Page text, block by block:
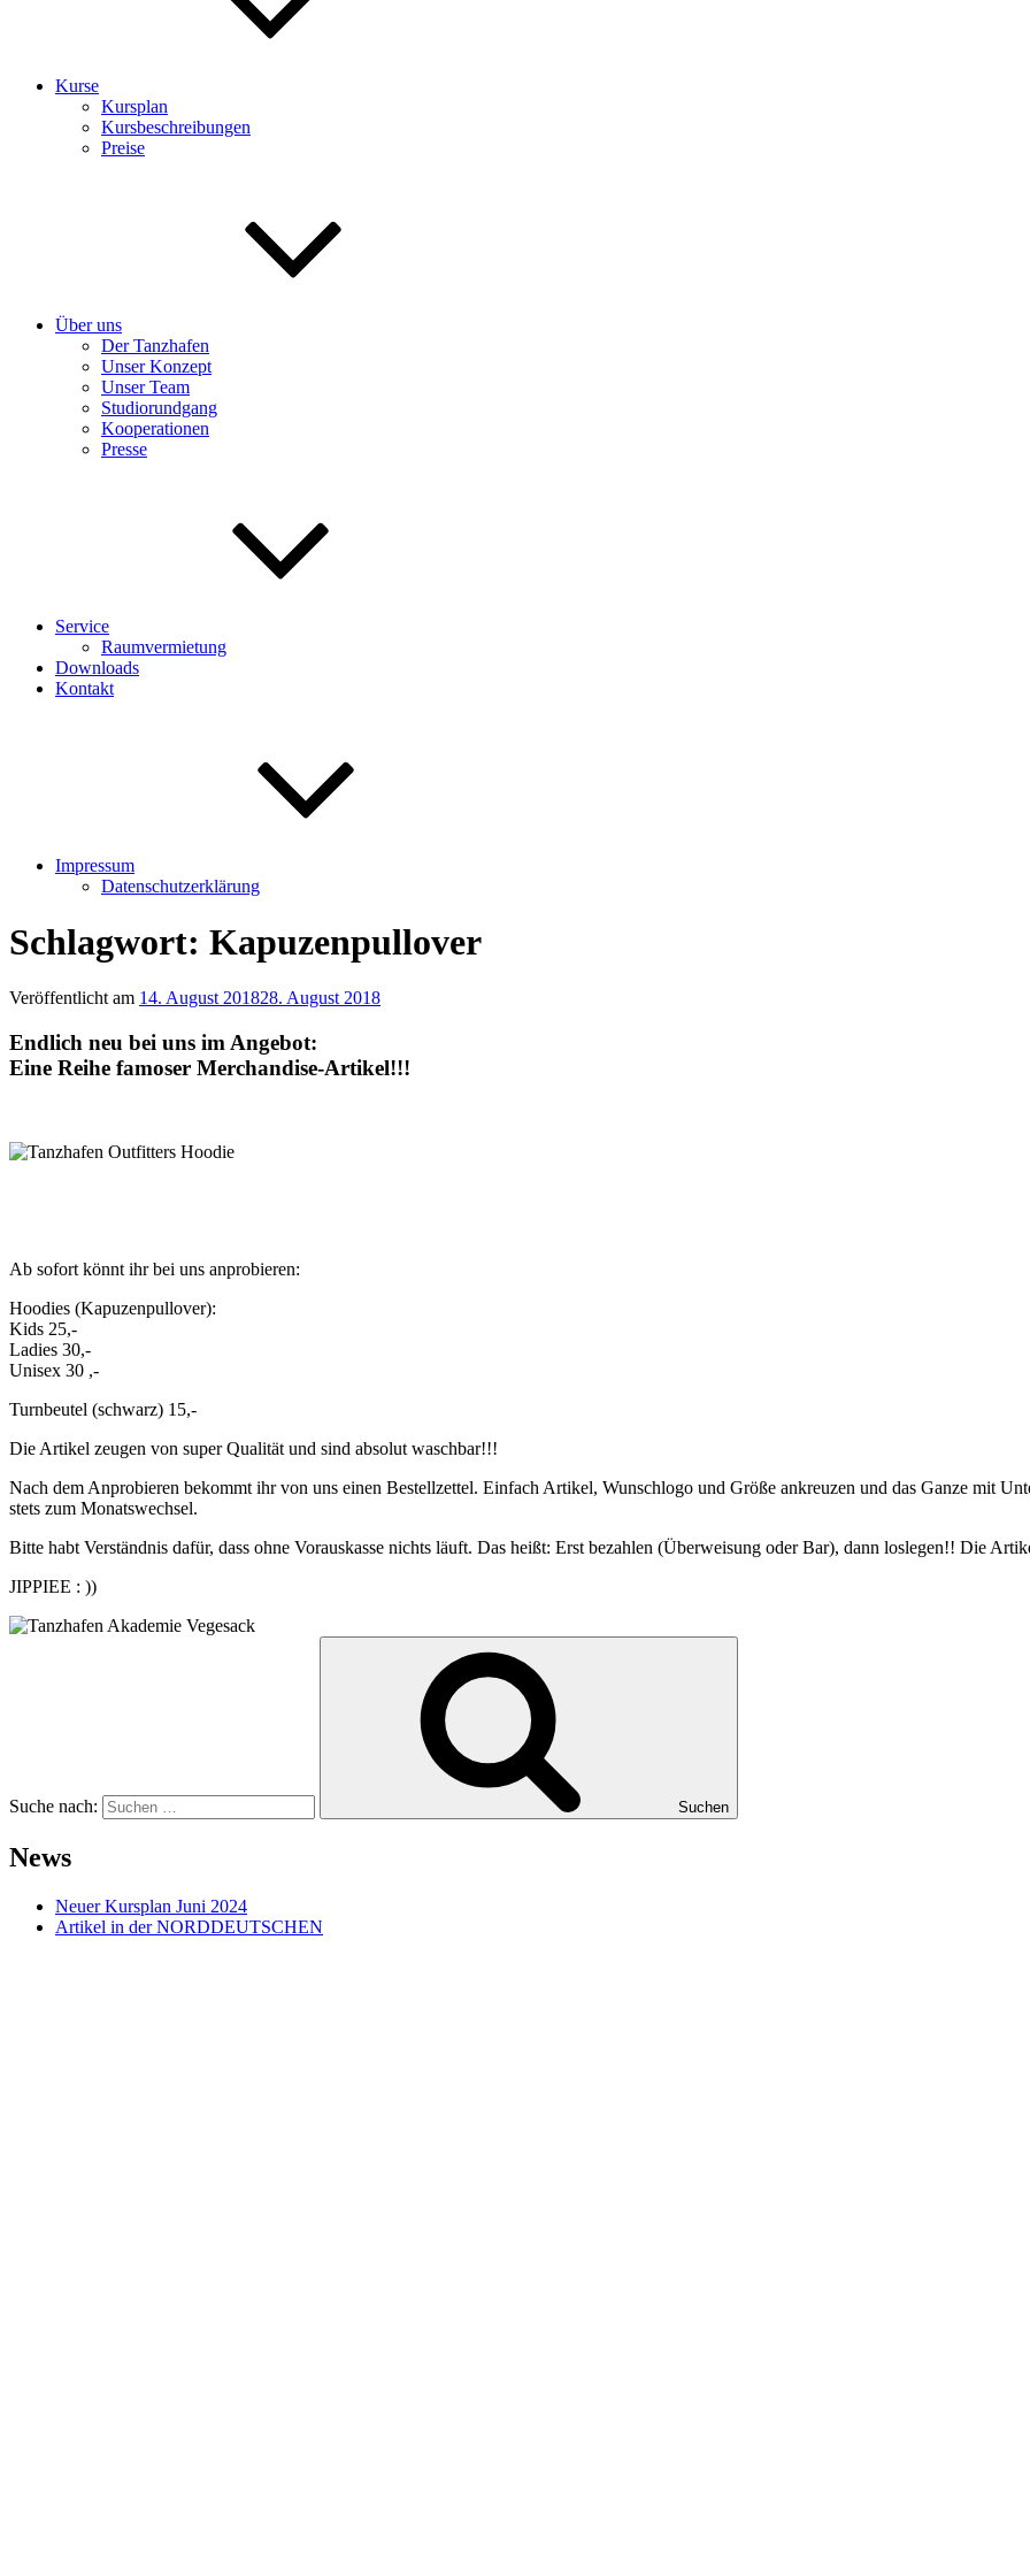
Kurse
Kursplan
Kursbeschreibungen
Preise
Über uns
Der Tanzhafen
Unser Konzept
Unser Team
Studiorundgang
Kooperationen
Presse
Service
Raumvermietung
Downloads
Kontakt
Impressum
Datenschutzerklärung
Schlagwort: Kapuzenpullover
Veröffentlicht am 14. August 201828. August 2018
Endlich neu bei uns im Angebot:
Eine Reihe famoser Merchandise-Artikel!!!
Ab sofort könnt ihr bei uns anprobieren:
Hoodies (Kapuzenpullover):
Kids 25,-
Ladies 30,-
Unisex 30 ,-
Turnbeutel (schwarz) 15,-
Die Artikel zeugen von super Qualität und sind absolut waschbar!!!
Nach dem Anprobieren bekommt ihr von uns einen Bestellzettel. Einfach Artikel, Wunschlogo und Größe ankreuzen und das Ganze mit
stets zum Monatswechsel.
Bitte habt Verständnis dafür, dass ohne Vorauskasse nichts läuft. Das heißt: Erst bezahlen (Überweisung oder Bar), dann loslegen!! Die
JIPPIEE : ))
Suche nach: Suchen
News
Neuer Kursplan Juni 2024
Artikel in der NORDDEUTSCHEN